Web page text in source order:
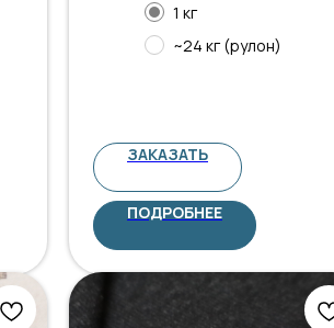
1 кг
~24 кг (рулон)
ЗАКАЗАТЬ
ПОДРОБНЕЕ